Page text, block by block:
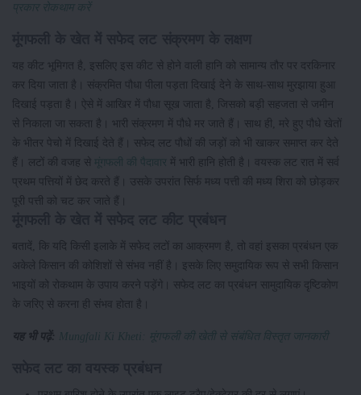
प्रकार रोकथाम करें
यह कीट भूमिगत है, इसलिए इस कीट से होने वाली हानि को सामान्य तौर पर दरकिनार
कर दिया जाता है। संक्रमित पौधा पीला पड़ता दिखाई देने के साथ-साथ मुरझाया हुआ
दिखाई पड़ता है। ऐसे में आखिर में पौधा सूख जाता है, जिसको बड़ी सहजता से जमीन
से निकाला जा सकता है। भारी संक्रमण में पौधे मर जाते हैं। साथ ही, मरे हुए पौधे खेतों
के भीतर पेचो में दिखाई देते हैं। सफेद लट पौधों की जड़ों को भी खाकर समाप्त कर देते
हैं। लटों की वजह से मूंगफली की पैदावार में भारी हानि होती है। वयस्क लट रात में सर्व
प्रथम पत्तियों में छेद करते हैं। उसके उपरांत सिर्फ मध्य पत्ती की मध्य शिरा को छोड़कर
पूरी पत्ती को चट कर जाते हैं।
बतादें, कि यदि किसी इलाके में सफेद लटों का आक्रमण है, तो वहां इसका प्रबंधन एक
अकेले किसान की कोशिशों से संभव नहीं है। इसके लिए समुदायिक रूप से सभी किसान
भाइयों को रोकथाम के उपाय करने पड़ेंगे। सफेद लट का प्रबंधन सामुदायिक दृष्टिकोण
के जरिए से करना ही संभव होता है।
यह भी पढ़ें: Mungfali Ki Kheti: मूंगफली की खेती से संबंधित विस्तृत जानकारी